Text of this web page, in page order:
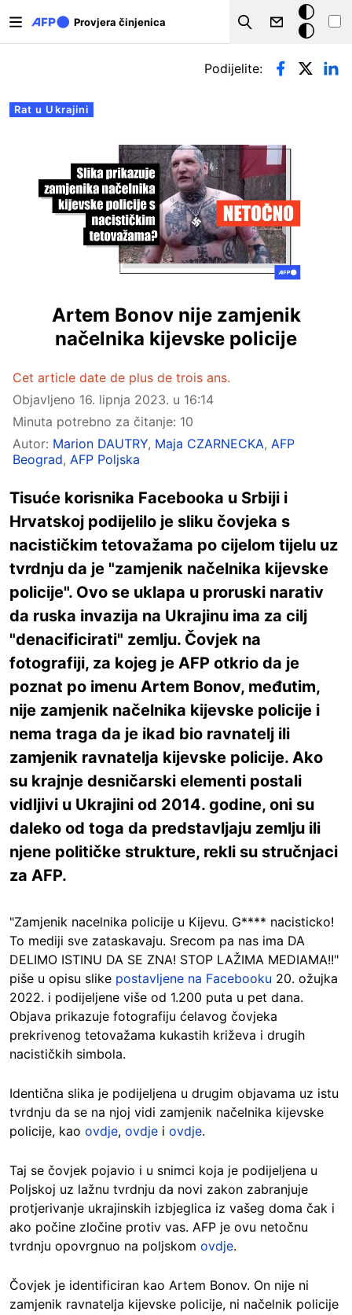
Provjera činjenica
Search
Tamna
pozadina
Primarne oznake
Rat u Ukrajini
Podijelite:
Artem Bonov nije zamjenik
načelnika kijevske policije
Cet article date de plus de trois ans.
Objavljeno 16. lipnja 2023. u 16:14
Minuta potrebno za čitanje: 10
Autor: Marion DAUTRY, Maja CZARNECKA, AFP
Beograd, AFP Poljska
Tisuće korisnika Facebooka u Srbiji i
Hrvatskoj podijelilo je sliku čovjeka s
nacističkim tetovažama po cijelom tijelu uz
tvrdnju da je "zamjenik načelnika kijevske
policije". Ovo se uklapa u proruski narativ
da ruska invazija na Ukrajinu ima za cilj
"denacificirati" zemlju. Čovjek na
fotografiji, za kojeg je AFP otkrio da je
poznat po imenu Artem Bonov, međutim,
nije zamjenik načelnika kijevske policije i
nema traga da je ikad bio ravnatelj ili
zamjenik ravnatelja kijevske policije. Ako
su krajnje desničarski elementi postali
vidljivi u Ukrajini od 2014. godine, oni su
daleko od toga da predstavljaju zemlju ili
njene političke strukture, rekli su stručnjaci
za AFP.
"Zamjenik nacelnika policije u Kijevu. G**** nacisticko!
To mediji sve zataskavaju. Srecom pa nas ima DA
DELIMO ISTINU DA SE ZNA! STOP LAŽIMA MEDIAMA!!"
piše u opisu slike postavljene na Facebooku 20. ožujka
2022. i podijeljene više od 1.200 puta u pet dana.
Objava prikazuje fotografiju ćelavog čovjeka
prekrivenog tetovažama kukastih križeva i drugih
nacističkih simbola.
Identična slika je podijeljena u drugim objavama uz istu
tvrdnju da se na njoj vidi zamjenik načelnika kijevske
policije, kao ovdje, ovdje i ovdje.
Taj se čovjek pojavio i u snimci koja je podijeljena u
Poljskoj uz lažnu tvrdnju da novi zakon zabranjuje
protjerivanje ukrajinskih izbjeglica iz vašeg doma čak i
ako počine zločine protiv vas. AFP je ovu netočnu
tvrdnju opovrgnuo na poljskom ovdje.
Čovjek je identificiran kao Artem Bonov. On nije ni
zamjenik ravnatelja kijevske policije, ni načelnik policije